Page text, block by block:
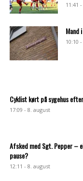
11:41
Mand
10:10
Cyklist kørt på sygehus
17:09 - 8. august
Afsked med Sgt. Pepper –
pause?
12:11 - 8. august